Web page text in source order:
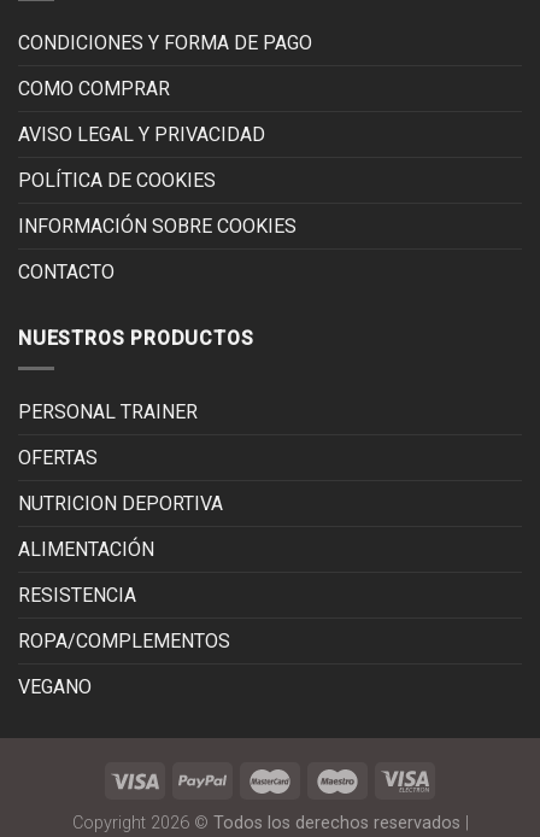
CONDICIONES Y FORMA DE PAGO
COMO COMPRAR
AVISO LEGAL Y PRIVACIDAD
POLÍTICA DE COOKIES
INFORMACIÓN SOBRE COOKIES
CONTACTO
NUESTROS PRODUCTOS
PERSONAL TRAINER
OFERTAS
NUTRICION DEPORTIVA
ALIMENTACIÓN
RESISTENCIA
ROPA/COMPLEMENTOS
VEGANO
Copyright 2026 © Todos los derechos reservados